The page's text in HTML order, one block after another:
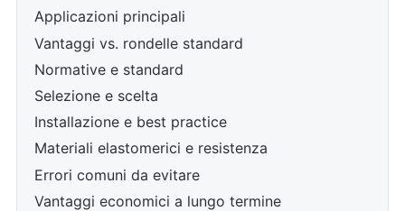
Applicazioni principali
Vantaggi vs. rondelle standard
Normative e standard
Selezione e scelta
Installazione e best practice
Materiali elastomerici e resistenza
Errori comuni da evitare
Vantaggi economici a lungo termine